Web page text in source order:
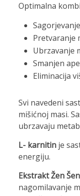
Optimalna
Pretvaranje
Ubrzavanje
Smanjen
Eliminacija
Svi navedeni
mišićnoj masi.
ubrzavaju
L- karnitin je
energiju.
Ekstrakt Žen
nagomilavanje